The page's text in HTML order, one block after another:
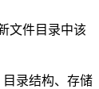
文件目录中该
录结构、存储